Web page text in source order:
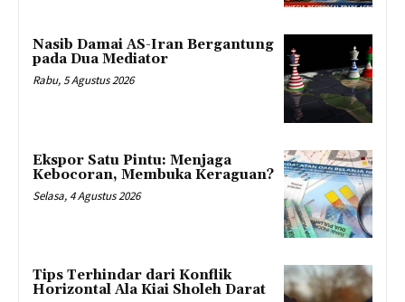
Nasib Damai AS-Iran Bergantung
pada Dua Mediator
Rabu, 5 Agustus 2026
Ekspor Satu Pintu: Menjaga
Kebocoran, Membuka Keraguan?
Selasa, 4 Agustus 2026
Tips Terhindar dari Konflik
Horizontal Ala Kiai Sholeh Darat